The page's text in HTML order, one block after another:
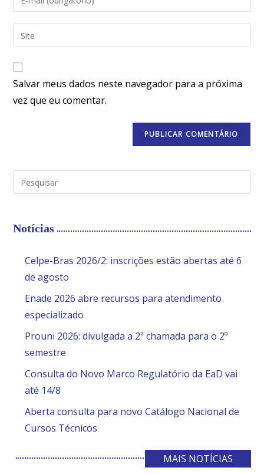
Salvar meus dados neste navegador para a próxima
vez que eu comentar.
Notícias
Celpe-Bras 2026/2: inscrições estão abertas até 6
de agosto
Enade 2026 abre recursos para atendimento
especializado
Prouni 2026: divulgada a 2ª chamada para o 2º
semestre
Consulta do Novo Marco Regulatório da EaD vai
até 14/8
Aberta consulta para novo Catálogo Nacional de
Cursos Técnicos
MAIS NOTÍCIAS